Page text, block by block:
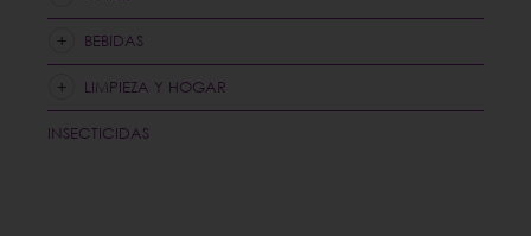
BEBIDAS
LIMPIEZA Y HOGAR
INSECTICIDAS